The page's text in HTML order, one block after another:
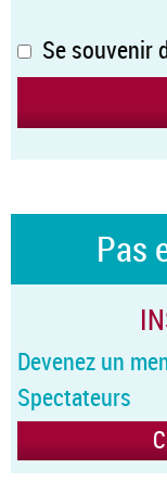
Se souvenir
Pas
Devenez un
Spectateurs